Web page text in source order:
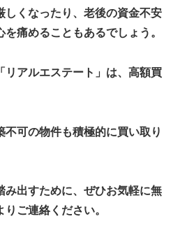
しくなったり、老後の資金不安
痛めることもあるでしょう。
「リアルエステート」は、高額買
可の物件も積極的に買い取り
み出すために、ぜひお気軽に無
ご連絡ください。